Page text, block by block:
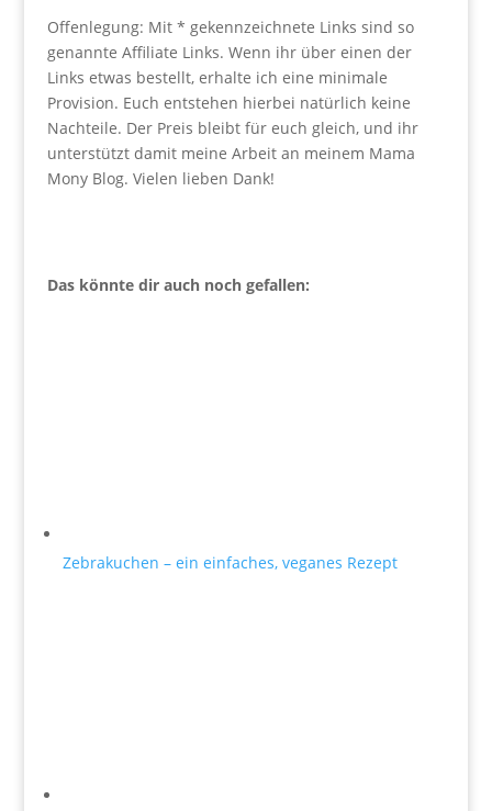
Offenlegung: Mit * gekennzeichnete Links sind so
genannte Affiliate Links. Wenn ihr über einen der
Links etwas bestellt, erhalte ich eine minimale
Provision. Euch entstehen hierbei natürlich keine
Nachteile. Der Preis bleibt für euch gleich, und ihr
unterstützt damit meine Arbeit an meinem Mama
Mony Blog. Vielen lieben Dank!
Das könnte dir auch noch gefallen:
Zebrakuchen – ein einfaches, veganes Rezept